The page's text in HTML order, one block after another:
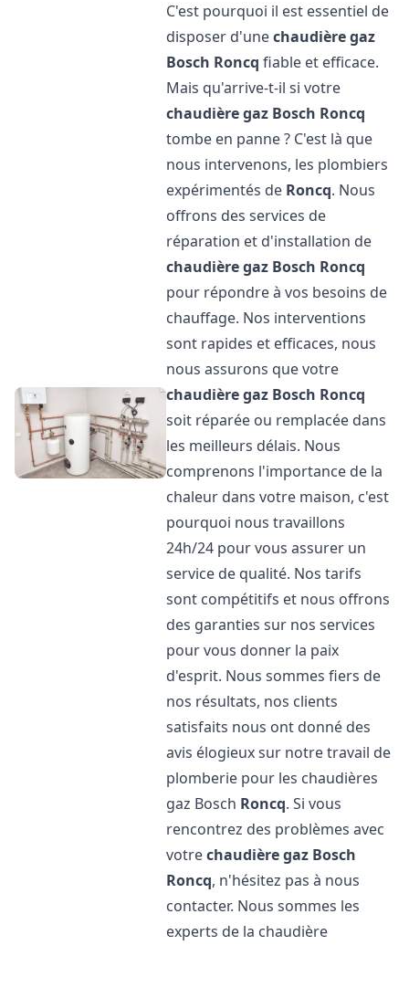
C'est pourquoi il est essentiel de
disposer d'unechaudière gaz
Bosch Roncq fiable et efficace.
Mais qu'arrive-t-il si votre
chaudière gaz Bosch Roncq
tombe en panne ? C'est là que
nous intervenons, les plombiers
expérimentés de Roncq. Nous
offrons des services de
réparation et d'installation de
chaudière gaz Bosch Roncq
pour répondre à vos besoins de
chauffage. Nos interventions
sont rapides et efficaces, nous
nous assurons que votre
chaudière gaz Bosch Roncq
soit réparée ou remplacée dans
les meilleurs délais. Nous
comprenons l'importance de la
chaleur dans votre maison, c'est
pourquoi nous travaillons
24h/24 pour vous assurer un
service de qualité. Nos tarifs
sont compétitifs et nous offrons
des garanties sur nos services
pour vous donner la paix
d'esprit. Nous sommes fiers de
nos résultats, nos clients
satisfaits nous ont donné des
avis élogieux sur notre travail de
plomberie pour les chaudières
gaz Bosch Roncq. Si vous
rencontrez des problèmes avec
votrechaudière gaz Bosch
Roncq, n'hésitez pas à nous
contacter. Nous sommes les
experts de la chaudière